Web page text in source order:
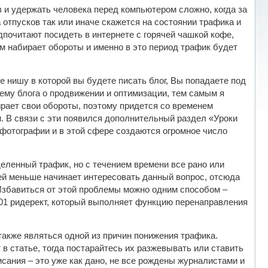
удержать человека перед компьютером сложно, когда за
так или иначе скажется на состоянии трафика и
посидеть в интернете с горячей чашкой кофе,
обороты и именно в это период трафик будет
нишу в которой вы будете писать блог, Вы попадаете под
блога о продвижении и оптимизации, тем самым я
свои обороты, поэтому придется со временем
связи с эти появился дополнительный раздел «Уроки
и в этой сфере создаются огромное число
трафик, но с течением времени все рано или
меньше начинает интересовать данный вопрос, отсюда
от этой проблемы можно одним способом –
ридерект, который выполняет функцию перенаправления
являться одной из причин понижения трафика.
тогда постарайтесь их разжевывать или ставить
– это уже как дано, не все рождены журналистами и